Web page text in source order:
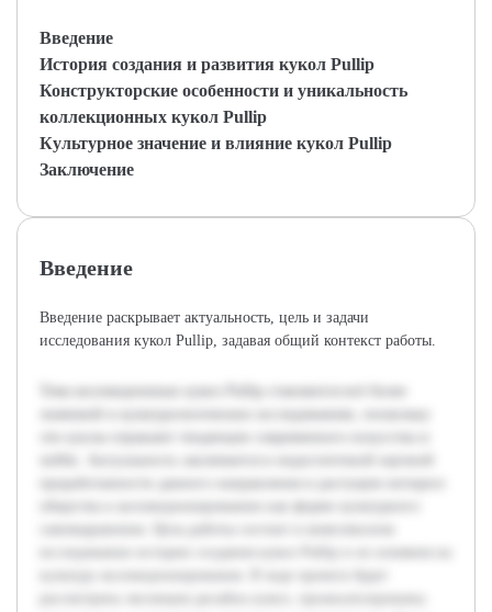
Введение
История создания и развития кукол Pullip
Конструкторские особенности и уникальность
коллекционных кукол Pullip
Культурное значение и влияние кукол Pullip
Заключение
Введение
Введение раскрывает актуальность, цель и задачи
исследования кукол Pullip, задавая общий контекст работы.